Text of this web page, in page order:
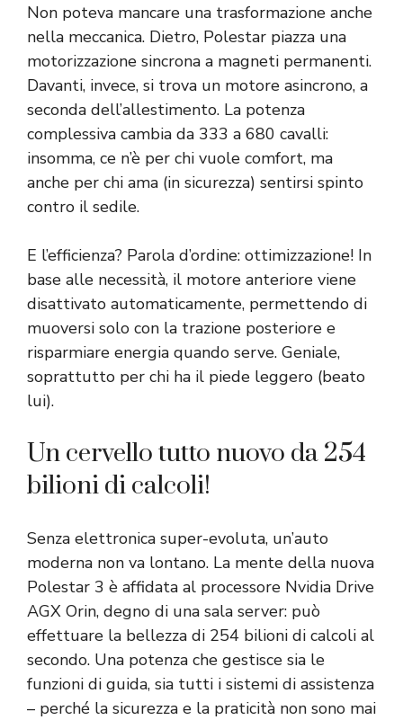
Non poteva mancare una trasformazione anche
nella meccanica. Dietro, Polestar piazza una
motorizzazione sincrona a magneti permanenti.
Davanti, invece, si trova un motore asincrono, a
seconda dell’allestimento. La potenza
complessiva cambia da 333 a 680 cavalli:
insomma, ce n’è per chi vuole comfort, ma
anche per chi ama (in sicurezza) sentirsi spinto
contro il sedile.
E l’efficienza? Parola d’ordine: ottimizzazione! In
base alle necessità, il motore anteriore viene
disattivato automaticamente, permettendo di
muoversi solo con la trazione posteriore e
risparmiare energia quando serve. Geniale,
soprattutto per chi ha il piede leggero (beato
lui).
Un cervello tutto nuovo da 254
bilioni di calcoli!
Senza elettronica super-evoluta, un’auto
moderna non va lontano. La mente della nuova
Polestar 3 è affidata al processore Nvidia Drive
AGX Orin, degno di una sala server: può
effettuare la bellezza di 254 bilioni di calcoli al
secondo. Una potenza che gestisce sia le
funzioni di guida, sia tutti i sistemi di assistenza
– perché la sicurezza e la praticità non sono mai